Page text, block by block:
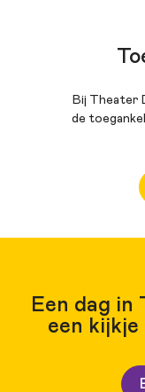
Bij Theater
de
Een dag in
een